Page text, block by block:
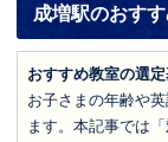
成増駅のおす
おすすめ教室の選
お子さまの年齢や
ます。本記事では